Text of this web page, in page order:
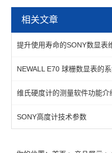
仪器仪表
相关文章
提升使用寿命的SONY数显表
维氏硬度计的测量软件功能介
SONY高度计技术参数